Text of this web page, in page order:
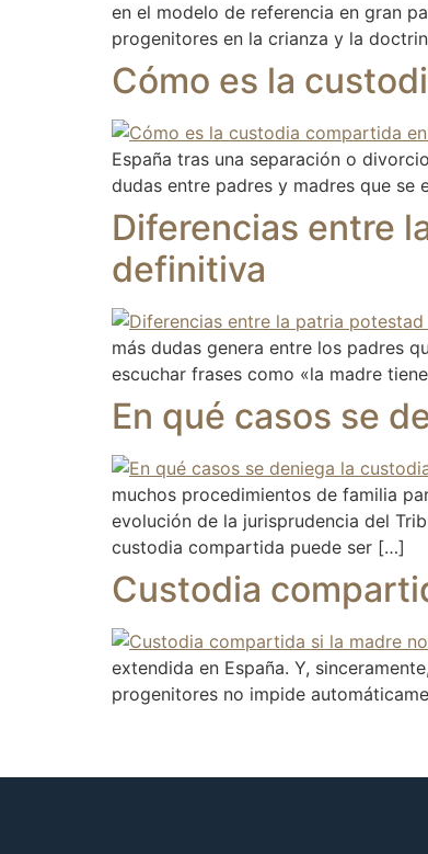
en el modelo de referencia en gran
progenitores en la crianza y la
Cómo es la
España tras una separación o
dudas entre padres y madres que se
Diferencias entre
definitiva
más dudas genera entre los padres
escuchar frases como «la madre
En qué casos se
muchos procedimientos de familia
evolución de la jurisprudencia del
custodia compartida puede ser […]
Custodia
extendida en España. Y,
progenitores no impide